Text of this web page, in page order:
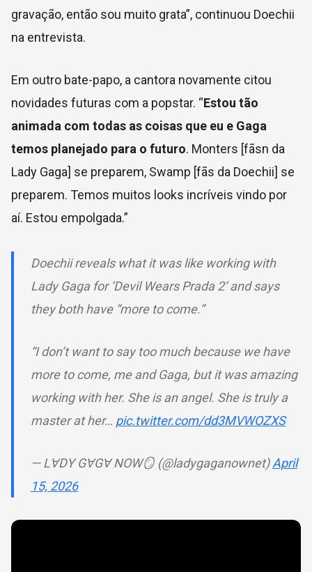
gravação, então sou muito grata”, continuou Doechii
na entrevista.
Em outro bate-papo, a cantora novamente citou
novidades futuras com a popstar. “Estou tão
animada com todas as coisas que eu e Gaga
temos planejado para o futuro. Monters [fãsn da
Lady Gaga] se preparem, Swamp [fãs da Doechii] se
preparem. Temos muitos looks incríveis vindo por
aí. Estou empolgada.”
Doechii reveals what it was like working with
Lady Gaga for ‘Devil Wears Prada 2’ and says
they both have “more to come.”
“I don’t want to say too much because we have
more to come, me and Gaga, but it was amazing
working with her. She is an angel. She is truly a
master at her… pic.twitter.com/dd3MVWOZXS
— LⱯDY GⱯGⱯ NOW🪞 (@ladygaganownet)April
15, 2026